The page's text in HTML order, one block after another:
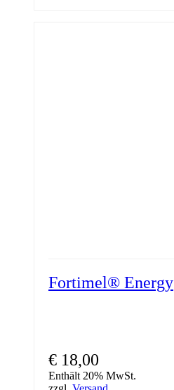
Fortimel® Energy
€ 18,00
Enthält 20% MwSt.